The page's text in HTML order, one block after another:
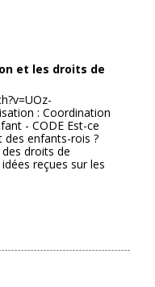
et les droits de
: Coordination
- CODE Est-ce
des enfants-rois ?
droits de
reçues sur les